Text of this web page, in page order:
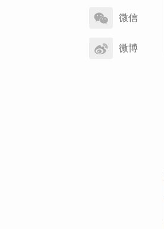
享
到
微信
微博